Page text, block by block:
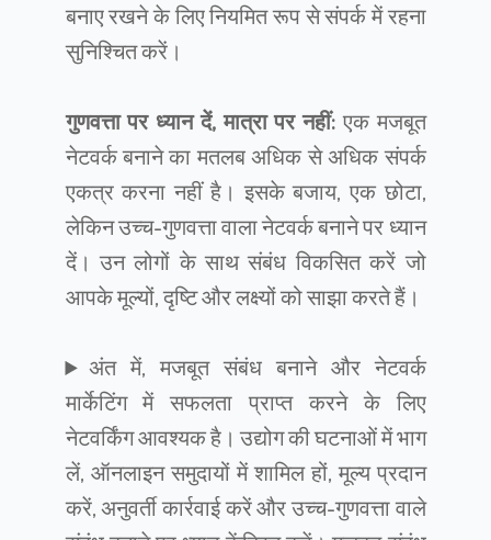
बनाए रखने के लिए नियमित रूप से संपर्क में रहना
सुनिश्चित करें।
गुणवत्ता पर ध्यान दें, मात्रा पर नहीं: एक मजबूत
नेटवर्क बनाने का मतलब अधिक से अधिक संपर्क
एकत्र करना नहीं है। इसके बजाय, एक छोटा,
लेकिन उच्च-गुणवत्ता वाला नेटवर्क बनाने पर ध्यान
दें। उन लोगों के साथ संबंध विकसित करें जो
आपके मूल्यों, दृष्टि और लक्ष्यों को साझा करते हैं।
अंत में, मजबूत संबंध बनाने और नेटवर्क
मार्केटिंग में सफलता प्राप्त करने के लिए
नेटवर्किंग आवश्यक है। उद्योग की घटनाओं में भाग
लें, ऑनलाइन समुदायों में शामिल हों, मूल्य प्रदान
करें, अनुवर्ती कार्रवाई करें और उच्च-गुणवत्ता वाले